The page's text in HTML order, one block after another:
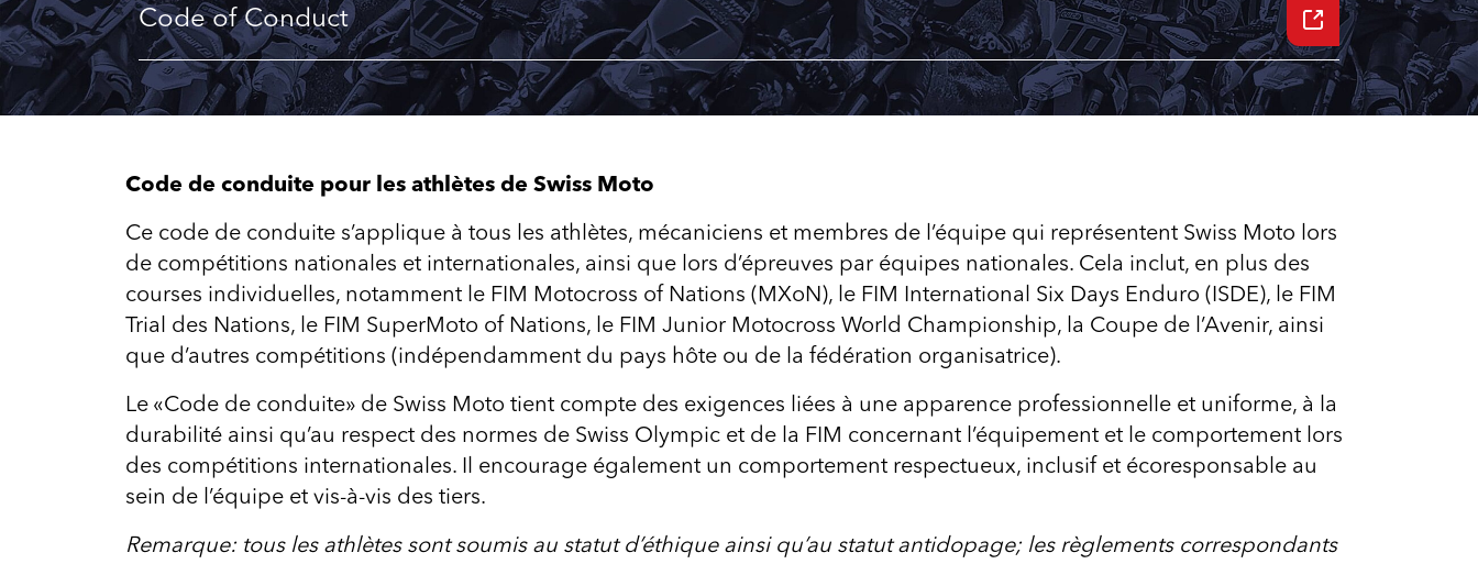
Code of Conduct
Code de conduite pour les athlètes de Swiss Moto
Ce code de conduite s’applique à tous les athlètes, mécaniciens et membres de l’équipe qui représentent Swiss Moto lors
de compétitions nationales et internationales, ainsi que lors d’épreuves par équipes nationales. Cela inclut, en plus des
courses individuelles, notamment le FIM Motocross of Nations (MXoN), le FIM International Six Days Enduro (ISDE), le FIM
Trial des Nations, le FIM SuperMoto of Nations, le FIM Junior Motocross World Championship, la Coupe de l’Avenir, ainsi
que d’autres compétitions (indépendamment du pays hôte ou de la fédération organisatrice).
Le «Code de conduite» de Swiss Moto tient compte des exigences liées à une apparence professionnelle et uniforme, à la
durabilité ainsi qu’au respect des normes de Swiss Olympic et de la FIM concernant l’équipement et le comportement lors
des compétitions internationales. Il encourage également un comportement respectueux, inclusif et écoresponsable au
sein de l’équipe et vis-à-vis des tiers.
Remarque: tous les athlètes sont soumis au statut d’éthique ainsi qu’au statut antidopage; les règlements correspondants